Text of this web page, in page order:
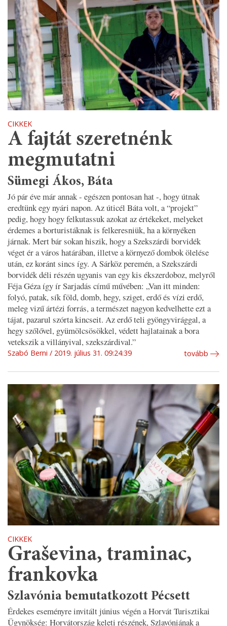
CIKKEK
A fajtát szeretnénk
megmutatni
Sümegi Ákos, Báta
Jó pár éve már annak - egészen ponto­san hat -, hogy útnak
eredtünk egy nyári napon. Az úticél Báta volt, a “projekt”
pedig, hogy hogy felkutas­suk azokat az értékeket, melyeket
érde­mes a borturistáknak is felkeresniük, ha a környéken
járnak. Mert bár sokan hiszik, hogy a Szekszárdi borvidék
véget ér a vá­ros határában, illetve a környező dombok ölelése
után, ez koránt sincs így. A Sárköz peremén, a Szekszárdi
borvidék déli részén ugyanis van egy kis ékszerdoboz, melyről
Féja Géza így ír Sarjadás című művében: „Van itt minden:
folyó, patak, sík föld, domb, hegy, sziget, erdő és vízi erdő,
meleg vizű ártézi forrás, a természet nagyon kedvelhette ezt a
tájat, pazarul szórta kincseit. Az erdő teli gyöngyvi­rággal, a
hegy szőlővel, gyümölcsösök­kel, védett hajlatainak a bora
vetekszik a villányival, szekszárdival.”
Szabó Berni 2019. július 31. 09:24:39 tovább
CIKKEK
Graševina, traminac,
frankovka
Szlavónia bemutatkozott Pécsett
Érdekes eseményre invitált június végén a Horvát Turisztikai
Ügynökség: Horvátország keleti részének, Szlavóniának a